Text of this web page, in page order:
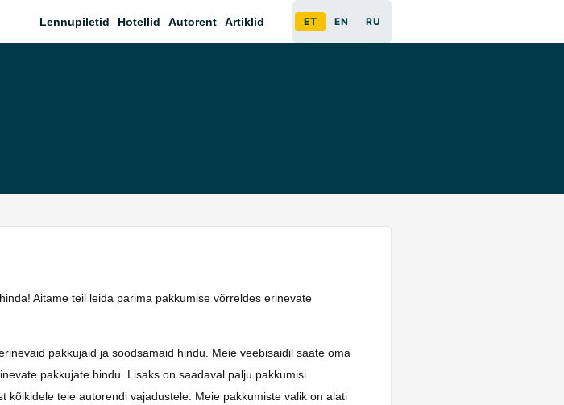
Lennupiletid Hotellid Autorent Artiklid ET EN RU
Aitame teil leida parima pakkumise võrreldes erinevate
pakkujaid ja soodsamaid hindu. Meie veebisaidil saate oma
pakkujate hindu. Lisaks on saadaval palju pakkumisi
teie autorendi vajadustele. Meie pakkumiste valik on alati